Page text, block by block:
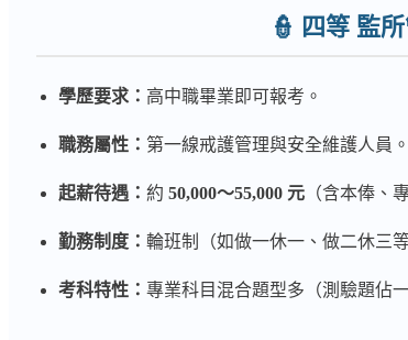
👮 四等 監
學歷要求： 高中職畢業即可報考。
職務屬性： 第一線戒護管理與安全維護人員。
起薪待遇： 約 50,000～55,000 元 （含本俸、
勤務制度： 輪班制（如做一休一、做二休三等
考科特性： 專業科目混合題型多（測驗題佔